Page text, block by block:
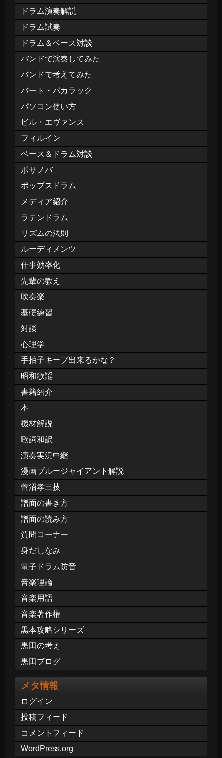
ドラム演奏解説
ドラム試奏
ドラム＆ベース対談
バンドで演奏してみた
バンドで考えてみた
バート・バカラック
パソコン使い方
ビル・エヴァンス
フィルイン
ベース＆ドラム対談
ボサノバ
ポップスドラム
メディア紹介
ラテンドラム
リズムの法則
ルーディメンツ
仕事効率化
先輩の教え
吹奏楽
基礎練習
対談
心理学
手拍子キープ出来るかな？
昭和歌謡
書籍紹介
本
機材解説
歌詞和訳
演奏実況中継
漫画ブルージャイアント解説
菅沼孝三技
譜面の書き方
譜面の読み方
質問コーナー
身だしなみ
電子ドラム防音
音楽理論
音楽用語
音楽著作権
黒本攻略シリーズ
黒田の考え
黒田ブログ
メタ情報
ログイン
投稿フィード
コメントフィード
WordPress.org